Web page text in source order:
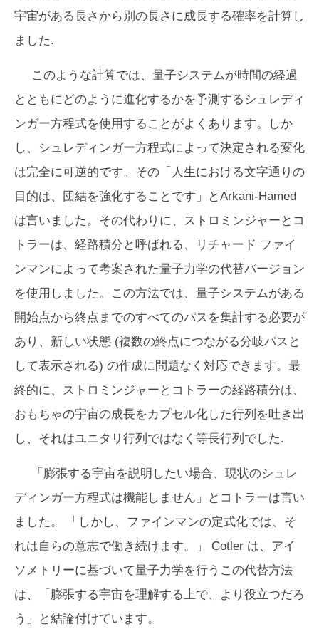
宇宙がある長さから別の長さに成長する確率を計算し
ました.
このような計算では、量子システムが時間の経過
とともにどのように進化するかを予測するシュレディ
ンガー方程式を使用することがよくあります。しか
し、シュレディンガー方程式によって決定される変化
は完全に可逆的です。その「人生における文字通りの
目的は、団結を強化することです」とArkani-Hamed
は言いました。その代わりに、ストロミンジャーとコ
トラーは、経路積分と呼ばれる、リチャード ファイ
ンマンによって考案された量子力学の代替バージョン
を使用しました。この方法では、量子システムがある
開始点から終点までのすべてのパスを集計する必要が
あり、新しい状態 (複数の終点につながる分岐パスと
して表示される) の作成に問題なく対応できます。最
終的に、ストロミンジャーとコトラーの経路積分は、
おもちゃの宇宙の成長をカプセル化した行列を吐き出
し、それはユニタリ行列ではなく等長行列でした.
「膨張する宇宙を説明したい場合、現状のシュレ
ディンガー方程式は機能しません」とコトラーは言い
ました。 「しかし、ファインマンの定式化では、そ
れは自らの意志で働き続けます。」 Cotler は、アイ
ソメトリーに基づいて量子力学を行うこの代替方法
は、「膨張する宇宙を理解する上で、より役立つだろ
う」と結論付けています。